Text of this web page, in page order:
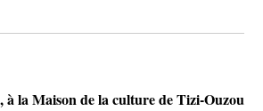
la Maison de la culture de Tizi-Ouzou